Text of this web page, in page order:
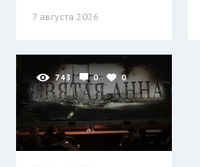
7 августа 2026
743 0 0